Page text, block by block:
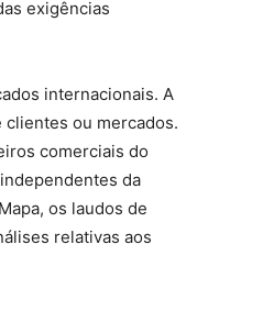
exigências
internacionais. A
ou mercados.
comerciais do
da
os laudos de
relativas aos